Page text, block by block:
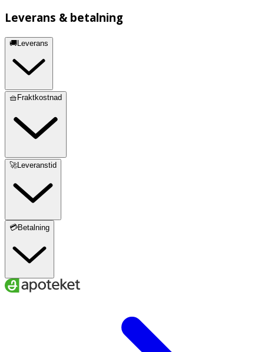
Leverans & betalning
🚚Leverans
🧺Fraktkostnad
🚀Leveranstid
💳Betalning